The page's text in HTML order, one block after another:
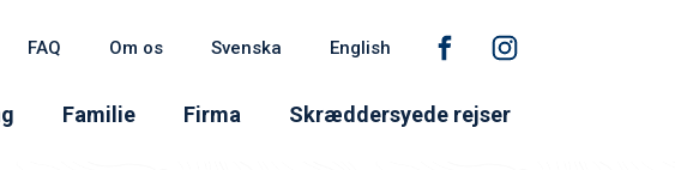
FAQ Om os Svenska English
Familie Firma Skræddersyede rejser